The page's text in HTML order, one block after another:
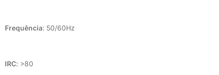
Frequência: 50/60Hz
IRC: >80